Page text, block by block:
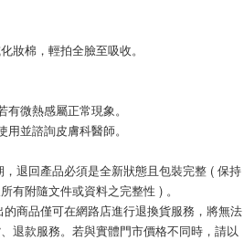
妝棉，輕拍全臉至吸收。
微熱感屬正常現象。
並諮詢皮膚科醫師。
，退回產品必須是全新狀態且包裝完整 ( 保持
有附隨文件或資料之完整性 ) 。
的商品僅可在網路店進行退換貨服務，將無法
退款服務。若與實體門市價格不同時，請以